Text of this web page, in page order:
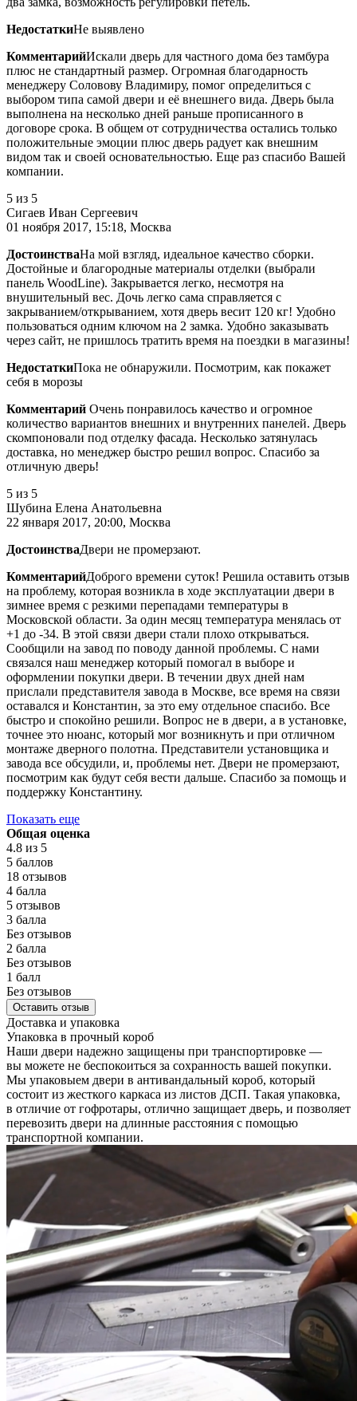
НедостаткиНе выявлено
КомментарийИскали дверь для частного дома без тамбура
плюс не стандартный размер. Огромная благодарность
менеджеру Соловову Владимиру, помог определиться с
выбором типа самой двери и её внешнего вида. Дверь была
выполнена на несколько дней раньше прописанного в
договоре срока. В общем от сотрудничества остались только
положительные эмоции плюс дверь радует как внешним
видом так и своей основательностью. Еще раз спасибо Вашей
компании.
5 из 5
Сигаев Иван Сергеевич
01 ноября 2017, 15:18, Москва
ДостоинстваНа мой взгляд, идеальное качество сборки.
Достойные и благородные материалы отделки (выбрали
панель WoodLine). Закрывается легко, несмотря на
внушительный вес. Дочь легко сама справляется с
закрыванием/открыванием, хотя дверь весит 120 кг! Удобно
пользоваться одним ключом на 2 замка. Удобно заказывать
через сайт, не пришлось тратить время на поездки в магазины!
НедостаткиПока не обнаружили. Посмотрим, как покажет
себя в морозы
Комментарий Очень понравилось качество и огромное
количество вариантов внешних и внутренних панелей. Дверь
скомпоновали под отделку фасада. Несколько затянулась
доставка, но менеджер быстро решил вопрос. Спасибо за
отличную дверь!
5 из 5
Шубина Елена Анатольевна
22 января 2017, 20:00, Москва
ДостоинстваДвери не промерзают.
КомментарийДоброго времени суток! Решила оставить отзыв
на проблему, которая возникла в ходе эксплуатации двери в
зимнее время с резкими перепадами температуры в
Московской области. За один месяц температура менялась от
+1 до -34. В этой связи двери стали плохо открываться.
Сообщили на завод по поводу данной проблемы. С нами
связался наш менеджер который помогал в выборе и
оформлении покупки двери. В течении двух дней нам
прислали представителя завода в Москве, все время на связи
оставался и Константин, за это ему отдельное спасибо. Все
быстро и спокойно решили. Вопрос не в двери, а в установке,
точнее это нюанс, который мог возникнуть и при отличном
монтаже дверного полотна. Представители установщика и
завода все обсудили, и, проблемы нет. Двери не промерзают,
посмотрим как будут себя вести дальше. Спасибо за помощь и
поддержку Константину.
Показать еще
Общая оценка
4.8 из 5
5 баллов
18 отзывов
4 балла
5 отзывов
3 балла
Без отзывов
2 балла
Без отзывов
1 балл
Без отзывов
Оставить отзыв
Доставка и упаковка
Упаковка в прочный короб
Наши двери надежно защищены при транспортировке —
вы можете не беспокоиться за сохранность вашей покупки.
Мы упаковыем двери в антивандальный короб, который
состоит из жесткого каркаса из листов ДСП. Такая упаковка,
в отличие от гофротары, отлично защищает дверь, и позволяет
перевозить двери на длинные расстояния с помощью
транспортной компании.